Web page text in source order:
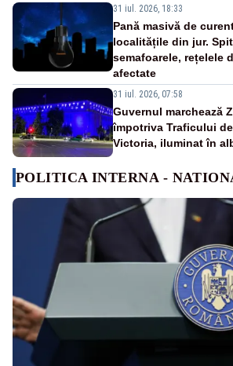
31 iul. 2026, 18:33
Pană masivă de
localitățile din jur.
semafoarele, rețelele
afectate
31 iul. 2026, 07:58
Guvernul marchează
împotriva Traficului
Victoria, iluminat în
POLITICA INTERNA -